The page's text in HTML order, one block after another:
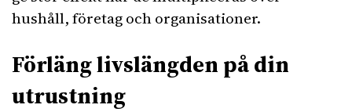
hushåll, företag och organisationer.
Förläng livslängden på din
utrustning